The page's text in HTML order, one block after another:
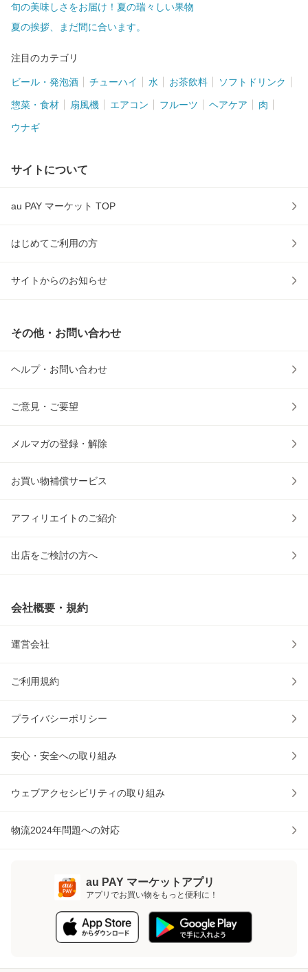
旬の美味しさをお届け！夏の瑞々しい果物
夏の挨拶、まだ間に合います。
注目のカテゴリ
ビール・発泡酒 チューハイ 水 お茶飲料 ソフトドリンク
惣菜・食材 扇風機 エアコン フルーツ ヘアケア 肉
ウナギ
サイトについて
au PAY マーケット TOP
はじめてご利用の方
サイトからのお知らせ
その他・お問い合わせ
ヘルプ・お問い合わせ
ご意見・ご要望
メルマガの登録・解除
お買い物補償サービス
アフィリエイトのご紹介
出店をご検討の方へ
会社概要・規約
運営会社
ご利用規約
プライバシーポリシー
安心・安全への取り組み
ウェブアクセシビリティの取り組み
物流2024年問題への対応
au PAY マーケットアプリ
アプリでお買い物をもっと便利に！